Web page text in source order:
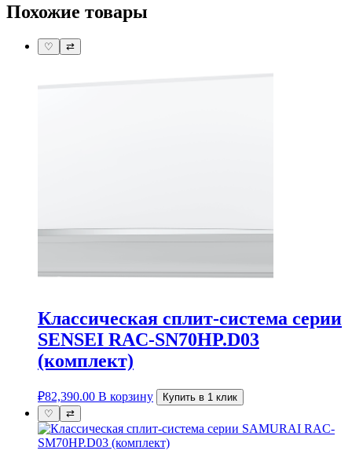
Похожие товары
♡ ⇄
Классическая сплит-система серии
SENSEI RAC-SN70HP.D03
(комплект)
₽82,390.00 В корзину
Купить в 1 клик
♡
⇄